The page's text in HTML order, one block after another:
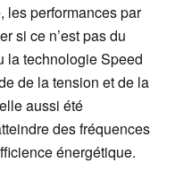
les performances par
si ce n’est pas du
la technologie Speed
de la tension et de la
aussi été
des fréquences
énergétique.